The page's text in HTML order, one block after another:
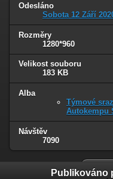
Odesláno
Sobota 12 Září
Rozměry
1280*960
Velikost souboru
183 KB
Alba
Týmové
Autokempu
Návštěv
7090
Publikováno